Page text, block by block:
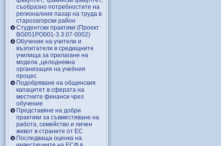
съобразно потребностите на
регионалния пазар на труда в
старозагорски район
Студентски практики (Проект
BG051PO001-3.3.07-0002)
Обучение на учители и
възпитатели в средищните
училища за прилагане на
модела „целодневна
организация на учебния
процес
Подобряване на общинския
капацитет в сферата на
местните финанси чрез
обучение
Представяне на добри
практики за съвместяване на
работа, семейство и личен
живот в страните от ЕС
Последваща оценка на